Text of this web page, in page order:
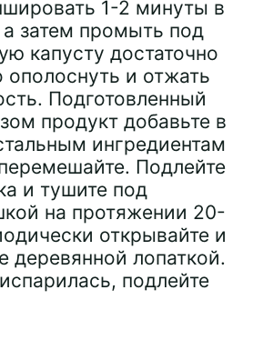
1-2 минуты в
затем промыть под
капусту достаточно
и отжать
Подготовленный
продукт добавьте в
ингредиентам
Подлейте
и тушите под
на протяжении 20-
открывайте и
деревянной лопаткой.
подлейте